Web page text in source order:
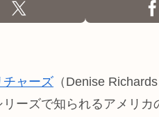
チャーズ （Denise
リーズで知られるアメリ